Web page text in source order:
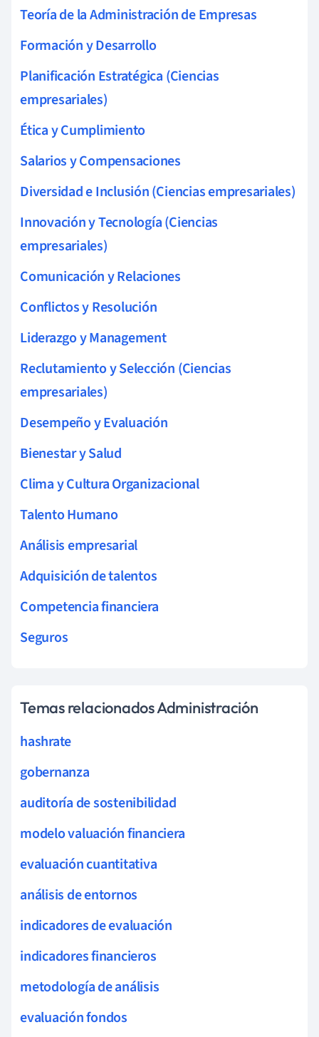
Teoría de la Administración de Empresas
Formación y Desarrollo
Planificación Estratégica (Ciencias
empresariales)
Ética y Cumplimiento
Salarios y Compensaciones
Diversidad e Inclusión (Ciencias empresariales)
Innovación y Tecnología (Ciencias
empresariales)
Comunicación y Relaciones
Conflictos y Resolución
Liderazgo y Management
Reclutamiento y Selección (Ciencias
empresariales)
Desempeño y Evaluación
Bienestar y Salud
Clima y Cultura Organizacional
Talento Humano
Análisis empresarial
Adquisición de talentos
Competencia financiera
Seguros
Temas relacionados Administración
hashrate
gobernanza
auditoría de sostenibilidad
modelo valuación financiera
evaluación cuantitativa
análisis de entornos
indicadores de evaluación
indicadores financieros
metodología de análisis
evaluación fondos